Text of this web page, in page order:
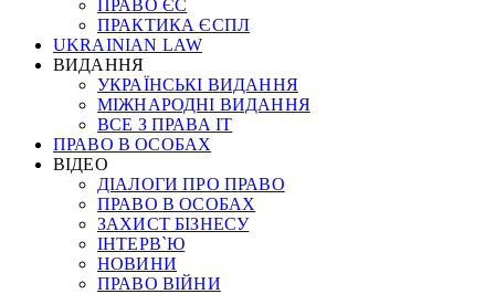
ПРАВО ЄС
ПРАКТИКА ЄСПЛ
UKRAINIAN LAW
ВИДАННЯ
УКРАЇНСЬКІ ВИДАННЯ
МІЖНАРОДНІ ВИДАННЯ
ВСЕ З ПРАВА ІТ
ПРАВО В ОСОБАХ
ВІДЕО
ДІАЛОГИ ПРО ПРАВО
ПРАВО В ОСОБАХ
ЗАХИСТ БІЗНЕСУ
ІНТЕРВ`Ю
НОВИНИ
ПРАВО ВІЙНИ